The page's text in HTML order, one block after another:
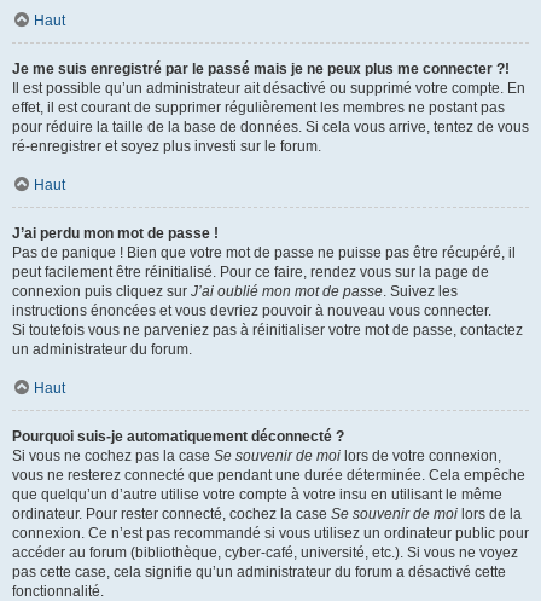
Haut
Je me suis enregistré par le passé mais je ne peux plus me connecter ?!
Il est possible qu’un administrateur ait désactivé ou supprimé votre compte. En
effet, il est courant de supprimer régulièrement les membres ne postant pas
pour réduire la taille de la base de données. Si cela vous arrive, tentez de vous
ré-enregistrer et soyez plus investi sur le forum.
Haut
J’ai perdu mon mot de passe !
Pas de panique ! Bien que votre mot de passe ne puisse pas être récupéré, il
peut facilement être réinitialisé. Pour ce faire, rendez vous sur la page de
connexion puis cliquez sur J’ai oublié mon mot de passe . Suivez les
instructions énoncées et vous devriez pouvoir à nouveau vous connecter.
Si toutefois vous ne parveniez pas à réinitialiser votre mot de passe, contactez
un administrateur du forum.
Haut
Pourquoi suis-je automatiquement déconnecté ?
Si vous ne cochez pas la case Se souvenir de moi lors de votre connexion,
vous ne resterez connecté que pendant une durée déterminée. Cela empêche
que quelqu’un d’autre utilise votre compte à votre insu en utilisant le même
ordinateur. Pour rester connecté, cochez la case Se souvenir de moi lors de la
connexion. Ce n’est pas recommandé si vous utilisez un ordinateur public pour
accéder au forum (bibliothèque, cyber-café, université, etc.). Si vous ne voyez
pas cette case, cela signifie qu’un administrateur du forum a désactivé cette
fonctionnalité.